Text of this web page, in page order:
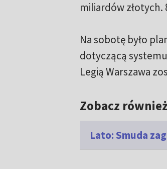
miliardów złotych.
Na sobotę było
dotyczącą
Legią Warszawa
Zobacz
Lato: Smuda